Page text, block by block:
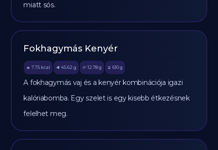
miatt sós.
Fokhagymás Kenyér
🔥 7.75 kcal 🥩 45.62 g 🥔 12.78g 🫒 610 g
A fokhagymás vaj és a kenyér kombinációja igazi
kalóriabomba. Egy szelet is egy kisebb étkezésnek
felelhet meg.